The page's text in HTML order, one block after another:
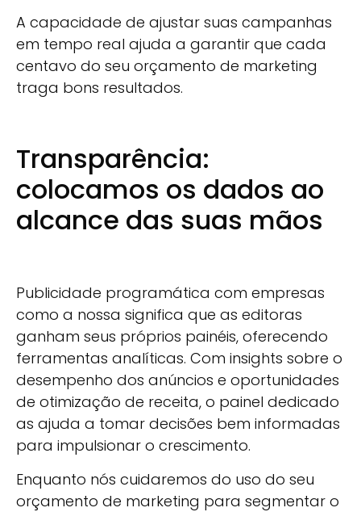
A capacidade de ajustar suas campanhas
em tempo real ajuda a garantir que cada
centavo do seu orçamento de marketing
traga bons resultados.
Transparência:
colocamos os dados ao
alcance das suas mãos
Publicidade programática com empresas
como a nossa significa que as editoras
ganham seus próprios painéis, oferecendo
ferramentas analíticas. Com insights sobre o
desempenho dos anúncios e oportunidades
de otimização de receita, o painel dedicado
as ajuda a tomar decisões bem informadas
para impulsionar o crescimento.
Enquanto nós cuidaremos do uso do seu
orçamento de marketing para segmentar o